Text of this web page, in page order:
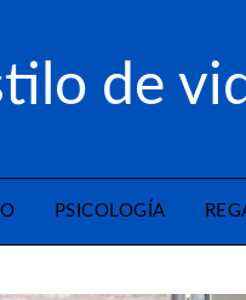
de
PSICOLOGÍA